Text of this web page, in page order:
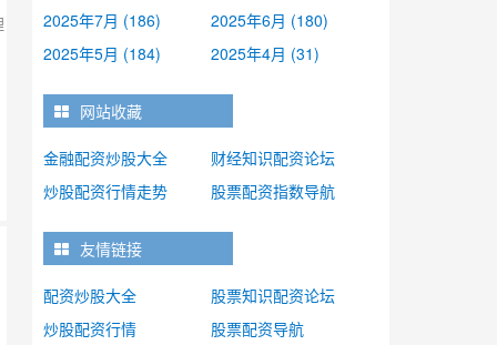
2025年7月 (186)
2025年6月 (180)
2025年5月 (184)
2025年4月 (31)
网站收藏
金融配资炒股大全
财经知识配资论坛
炒股配资行情走势
股票配资指数导航
友情链接
配资炒股大全
股票知识配资论坛
炒股配资行情
股票配资导航